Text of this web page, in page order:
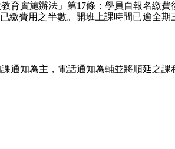
育實施辦法」第17條：學員自報名繳費
繳費用之半數。開班上課時間已逾全期
通知為主，電話通知為輔並將順延之課